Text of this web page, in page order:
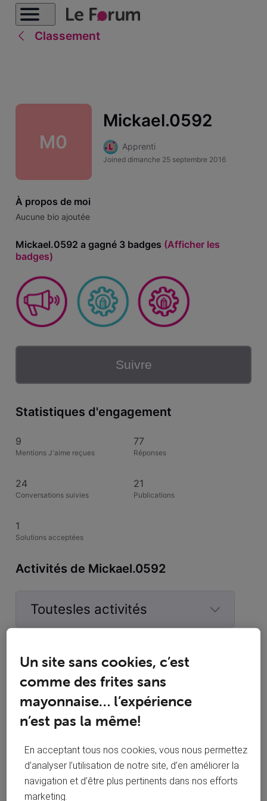
Classement
M0
Mickael.0592
Apprenti
Joined dimanche 25 septembre 2016
À propos de moi
Aucune bio ajoutée
Mickael.0592 a gagné 3 badges (Afficher les
badges)
Suivre
Statistiques d'engagement
9
Mentions J'aime reçues
77
Réponses
24
Conversations suivies
21
Publications
1
Solutions acceptées
Activités de Mickael.0592
Toutesles activités
Selected
activités
Mickael.0592 a commenté sur la publication de
RizlaineB
R
Concours VOO : tentez de remporter une
TV Philips 4K !
communauté VOO vous propose un concours festif ! 😊 À la
clé : 5 télévisions Philips 50″ Ultra HD 4K à gagner pour
profiter pleinement de vos contenus préférés ! Chaque
gagnant remportera une TV Philips 50PUS7009/12, un
véritable grand écran : ✔️ Écran
M0
Un site sans cookies, c’est
comme des frites sans
mayonnaise… l’expérience
n’est pas la même!
En acceptant tous nos cookies, vous nous permettez
d’analyser l’utilisation de notre site, d’en améliorer la
navigation et d’être plus pertinents dans nos efforts
marketing.